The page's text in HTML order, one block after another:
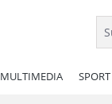
MULTIMEDIA